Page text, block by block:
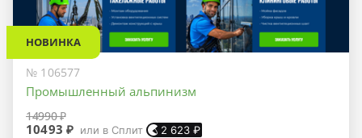
НОВИНКА
№ 106577
Промышленный альпинизм
14990 ₽
10493 ₽ или в Сплит 2 623 ₽